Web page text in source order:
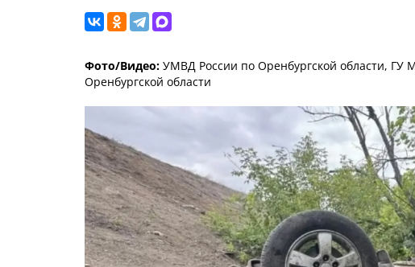
Фото/Видео: УМВД России по Оренбургской области, ГУ
Оренбургской области